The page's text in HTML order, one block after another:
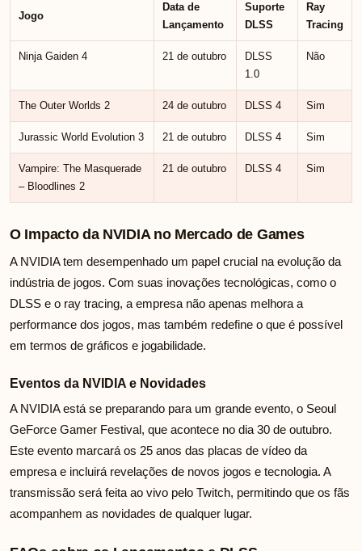
Jogo
Data de
Lançamento
Suporte
DLSS
Ray
Tracing
Ninja Gaiden 4 21 de outubro
DLSS
1.0
Não
The Outer Worlds 2 24 de outubro DLSS 4 Sim
Jurassic World Evolution 3 21 de outubro DLSS 4 Sim
Vampire: The Masquerade
– Bloodlines 2
21 de outubro DLSS 4 Sim
O Impacto da NVIDIA no Mercado de Games
A NVIDIA tem desempenhado um papel crucial na evolução da
indústria de jogos. Com suas inovações tecnológicas, como o
DLSS e o ray tracing, a empresa não apenas melhora a
performance dos jogos, mas também redefine o que é possível
em termos de gráficos e jogabilidade.
Eventos da NVIDIA e Novidades
A NVIDIA está se preparando para um grande evento, o Seoul
GeForce Gamer Festival, que acontece no dia 30 de outubro.
Este evento marcará os 25 anos das placas de vídeo da
empresa e incluirá revelações de novos jogos e tecnologia. A
transmissão será feita ao vivo pelo Twitch, permitindo que os fãs
acompanhem as novidades de qualquer lugar.